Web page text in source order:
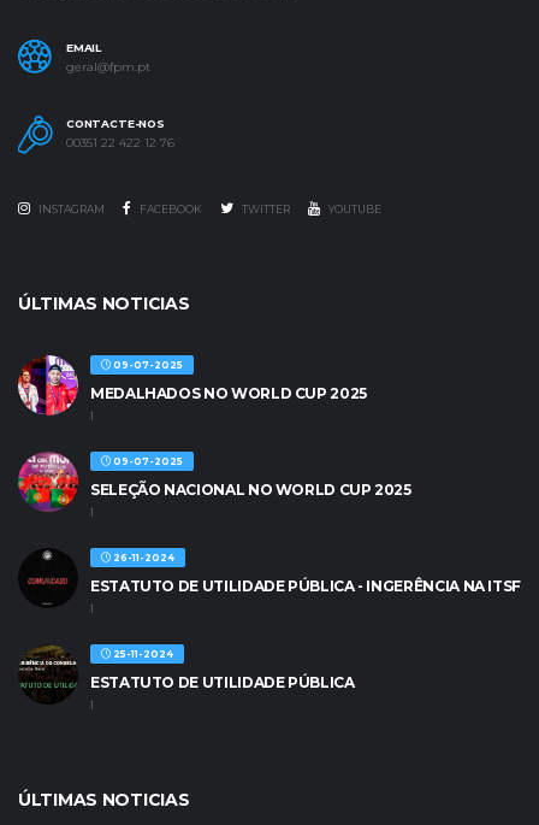
EMAIL
geral@fpm.pt
CONTACTE-NOS
00351 22 422 12 76
INSTAGRAM FACEBOOK TWITTER YOUTUBE
ÚLTIMAS NOTICIAS
09-07-2025
MEDALHADOS NO WORLD CUP 2025
1
09-07-2025
SELEÇÃO NACIONAL NO WORLD CUP 2025
1
26-11-2024
ESTATUTO DE UTILIDADE PÚBLICA - INGERÊNCIA NA ITSF
1
25-11-2024
ESTATUTO DE UTILIDADE PÚBLICA
1
ÚLTIMAS NOTICIAS